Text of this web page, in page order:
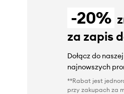
-20%
za zapis
Dołącz do
najnowszych
**Rabat jest
przy zakupach za